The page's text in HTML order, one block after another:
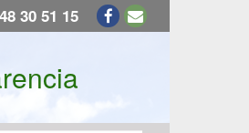
30 51 15